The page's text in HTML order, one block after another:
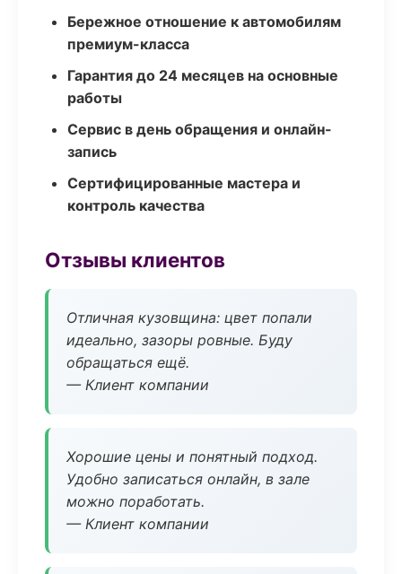
Бережное отношение к автомобилям
премиум-класса
Гарантия до 24 месяцев на основные
работы
Сервис в день обращения и онлайн-
запись
Сертифицированные мастера и
контроль качества
Отзывы клиентов
Отличная кузовщина: цвет попали
идеально, зазоры ровные. Буду
обращаться ещё.
— Клиент компании
Хорошие цены и понятный подход.
Удобно записаться онлайн, в зале
можно поработать.
— Клиент компании